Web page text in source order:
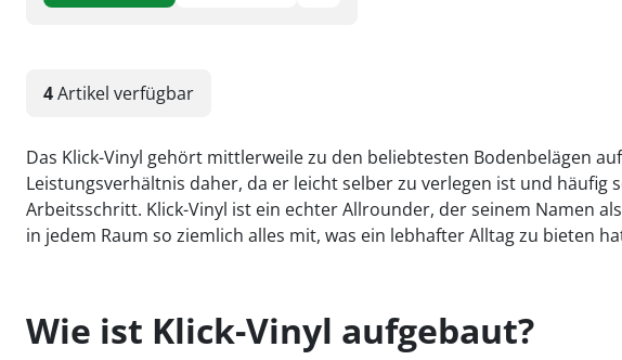
4Artikel verfügbar
Das Klick-Vinyl gehört mittlerweile zu den beliebtesten Bodenbelägen
Leistungsverhältnis daher, da er leicht selber zu verlegen ist und
Arbeitsschritt. Klick-Vinyl ist ein echter Allrounder, der seinem Namen
in jedem Raum so ziemlich alles mit, was ein lebhafter Alltag zu bieten
Wie ist Klick-Vinyl aufgebaut?